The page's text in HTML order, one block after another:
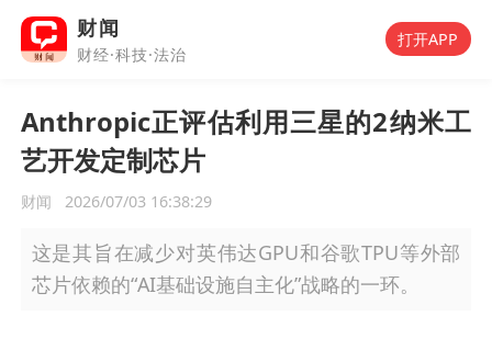
财闻
财经·科技·法治
打开APP
Anthropic正评估利用三星的2纳米工
艺开发定制芯片
财闻 2026/07/03 16:38:29
这是其旨在减少对英伟达GPU和谷歌TPU等外部
芯片依赖的“AI基础设施自主化”战略的一环。